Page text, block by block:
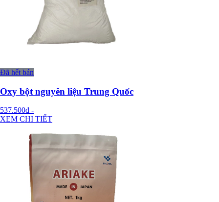
Đã hết bán
Oxy bột nguyên liệu Trung Quốc
537.500đ -
XEM CHI TIẾT